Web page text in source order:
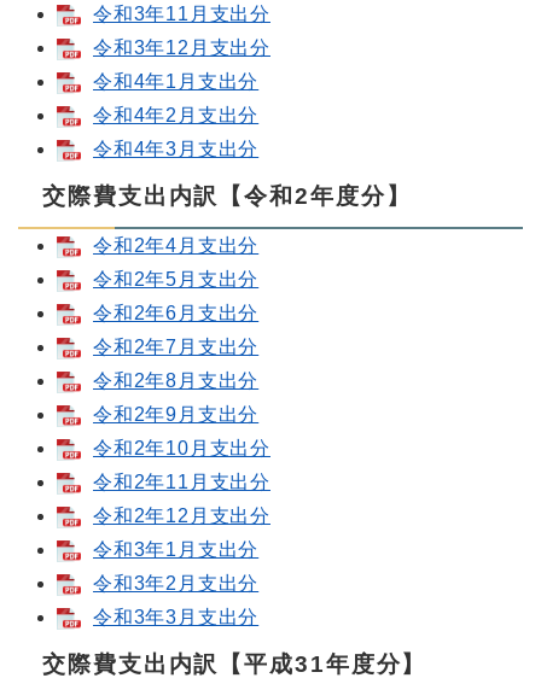
令和3年11月支出分
令和3年12月支出分
令和4年1月支出分
令和4年2月支出分
令和4年3月支出分
交際費支出内訳【令和2年度分】
令和2年4月支出分
令和2年5月支出分
令和2年6月支出分
令和2年7月支出分
令和2年8月支出分
令和2年9月支出分
令和2年10月支出分
令和2年11月支出分
令和2年12月支出分
令和3年1月支出分
令和3年2月支出分
令和3年3月支出分
交際費支出内訳【平成31年度分】